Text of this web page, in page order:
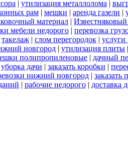
| утилизация металлолома |
рам | мешки | аренда газели |
материал |
мебели недорого | перевозка
такелаж | слом перегородок | услуги
новгород | утилизация плиты |
полипропиленовые | дачный
уборка дачи | заказать коробки |
нижний новгород | заказать
| рабочие недорого | доставка